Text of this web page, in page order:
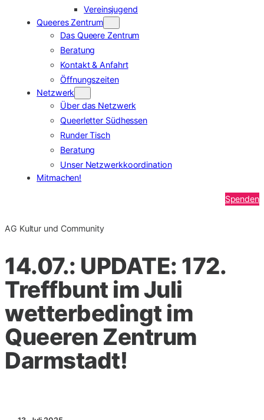
Vereinsjugend
Queeres Zentrum
Das Queere Zentrum
Beratung
Kontakt & Anfahrt
Öffnungszeiten
Netzwerk
Über das Netzwerk
Queerletter Südhessen
Runder Tisch
Beratung
Unser Netzwerkkoordination
Mitmachen!
Spenden
AG Kultur und Community
14.07.: UPDATE: 172.
Treffbunt im Juli
wetterbedingt im
Queeren Zentrum
Darmstadt!